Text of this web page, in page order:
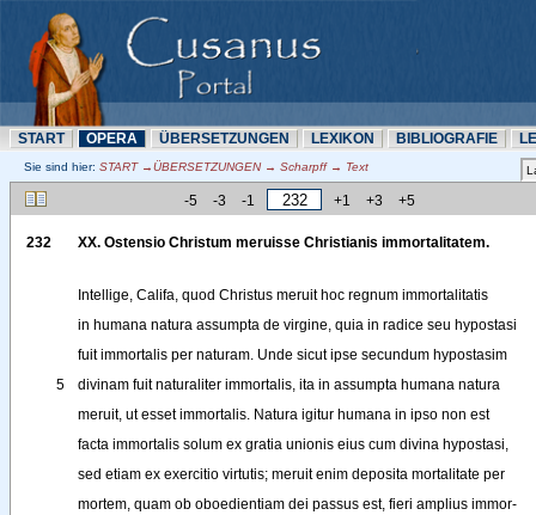
START OPERA ÜBERSETZUNN LEXIKON BIBLIOGRAFIE
Sie sind hier: START →ÜBERSETZUNN → Scharpff → Text
-5 -3 -1 +1 +3 +5
232 XX. Ostensio Christum meruisse Christianis immortalitatem.
Intellige, Califa, quod Christus meruit hoc regnum immortalitatis
in humana natura assumpta de virgine, quia in radice seu hypostasi
fuit immortalis per naturam. Unde sicut ipse secundum hypostasim
5
divinam fuit naturaliter immortalis, ita in assumpta humana natura
meruit, ut esset immortalis. Natura igitur humana in ipso non est
facta immortalis solum ex gratia unionis eius cum divina hypostasi,
sed etiam ex exercitio virtutis; meruit enim deposita mortalitate per
mortem, quam ob oboedientiam dei passus est, fieri amplius immor-